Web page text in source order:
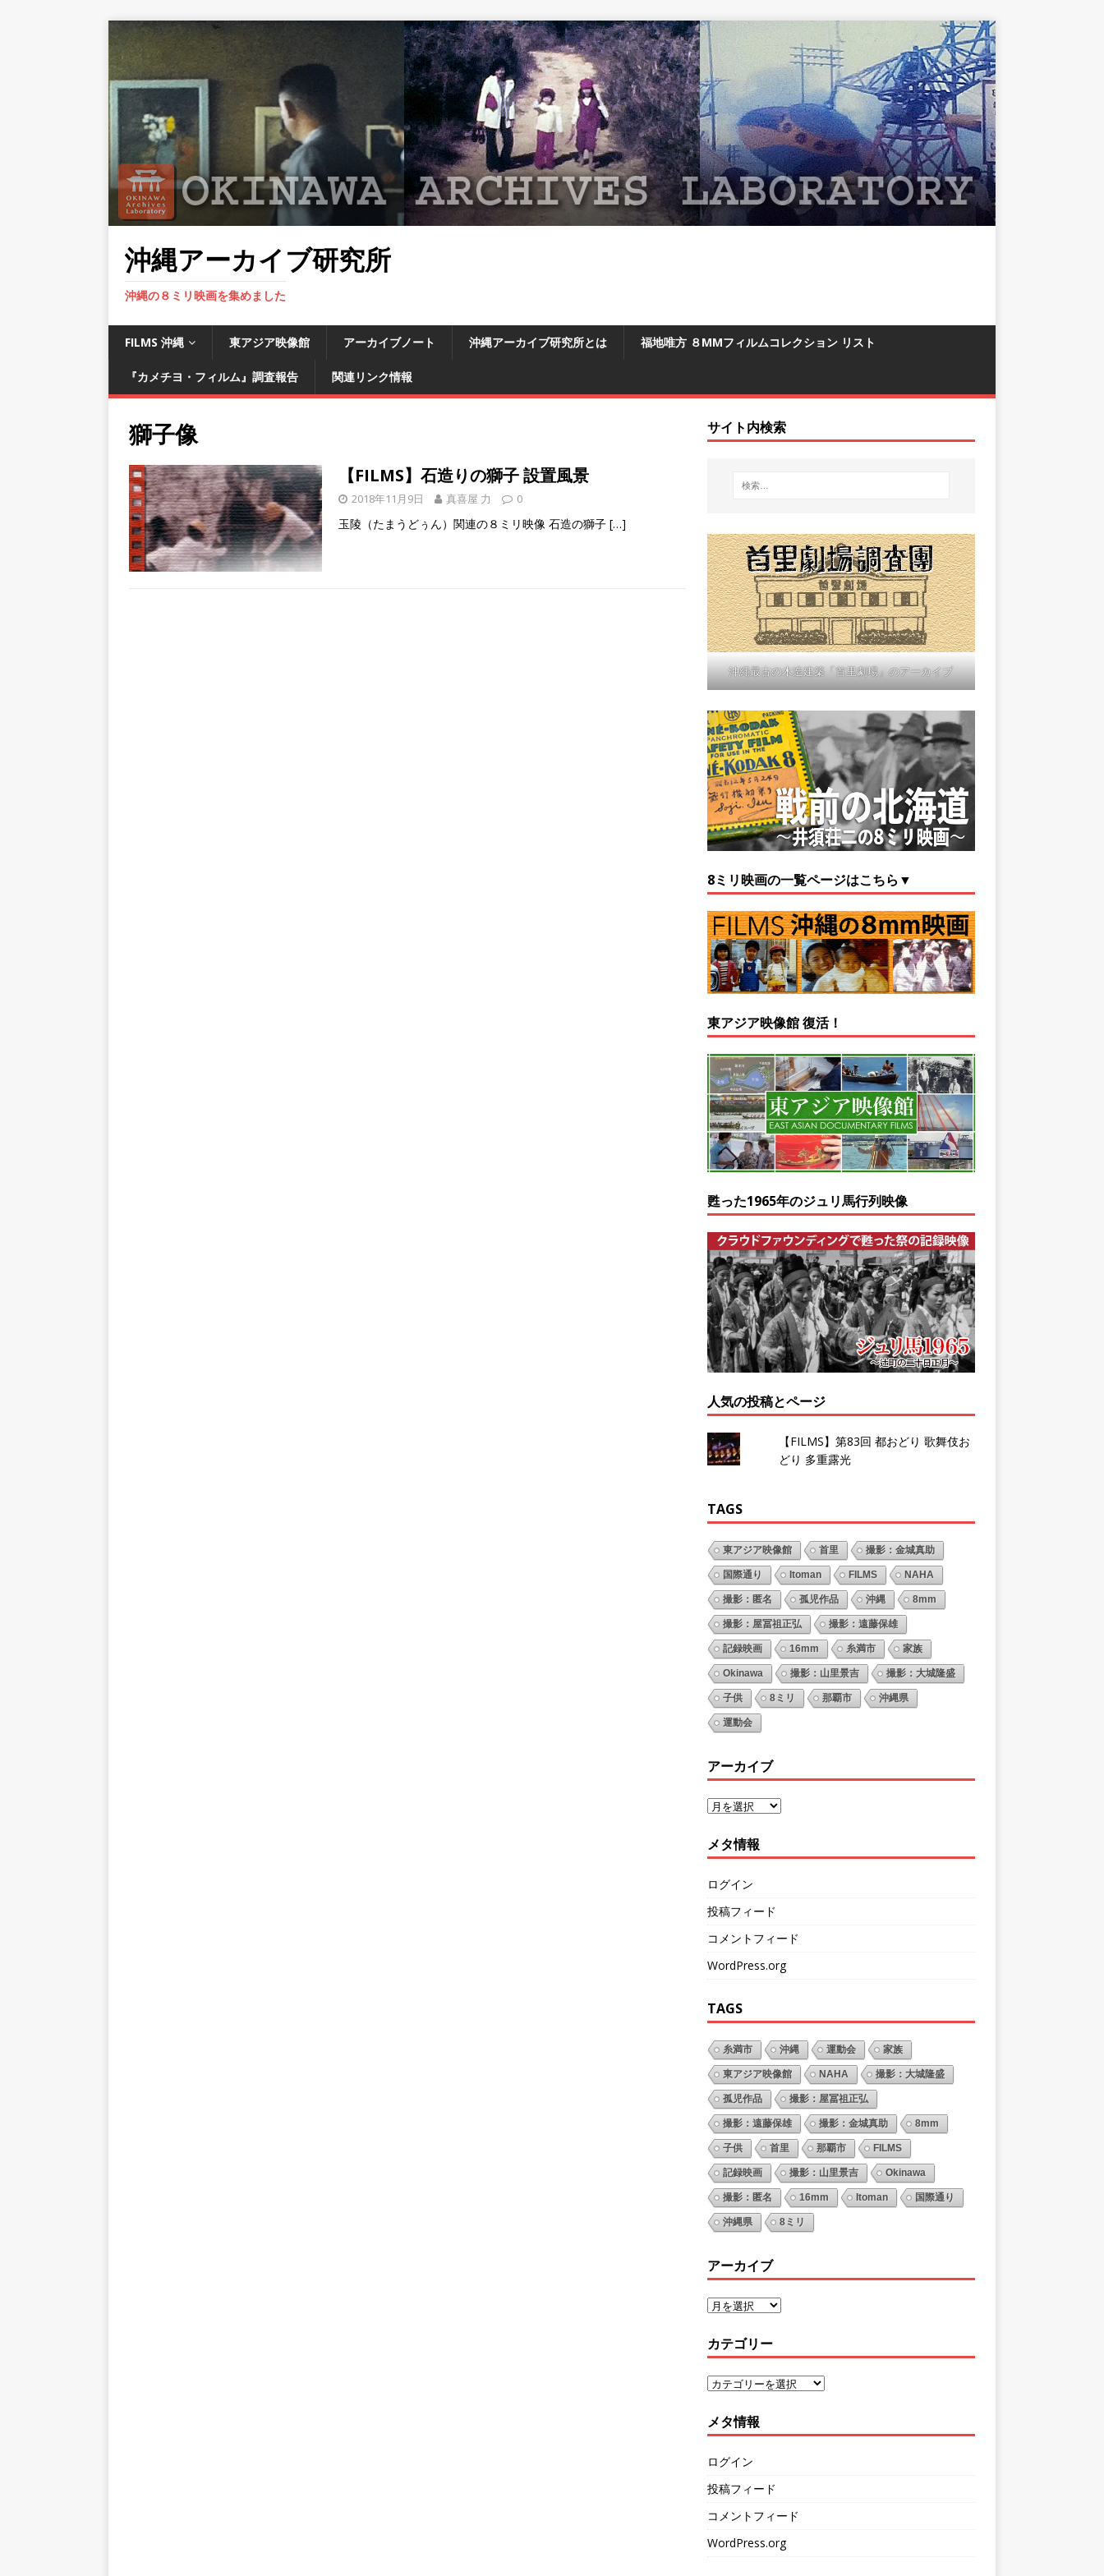
沖縄アーカイブ研究所
沖縄の８ミリ映画を集めました
FILMS 沖縄 東アジア映像館 アーカイブノート 沖縄アーカイブ研究所とは 福地唯方 ８MMフィルムコレクション リスト
『カメチヨ・フィルム』調査報告 関連リンク情報
獅子像
【FILMS】石造りの獅子 設置風景
2018年11月9日 真喜屋 力 0
玉陵（たまうどぅん）関連の８ミリ映像 石造の獅子 […]
サイト内検索
沖縄最古の木造建築「首里劇場」のアーカイブ
8ミリ映画の一覧ページはこちら▼
東アジア映像館 復活！
甦った1965年のジュリ馬行列映像
人気の投稿とページ
【FILMS】第83回 都おどり 歌舞伎お
どり 多重露光
TAGS
東アジア映像館 首里 撮影：金城真助
国際通り Itoman FILMS NAHA
撮影：匿名 孤児作品 沖縄 8mm
撮影：屋冨祖正弘 撮影：遠藤保雄
記録映画 16mm 糸満市 家族
Okinawa 撮影：山里景吉 撮影：大城隆盛
子供 8ミリ 那覇市 沖縄県
運動会
アーカイブ
メタ情報
ログイン
投稿フィード
コメントフィード
WordPress.org
TAGS
糸満市 沖縄 運動会 家族
東アジア映像館 NAHA 撮影：大城隆盛
孤児作品 撮影：屋冨祖正弘
撮影：遠藤保雄 撮影：金城真助 8mm
子供 首里 那覇市 FILMS
記録映画 撮影：山里景吉 Okinawa
撮影：匿名 16mm Itoman 国際通り
沖縄県 8ミリ
アーカイブ
カテゴリー
メタ情報
ログイン
投稿フィード
コメントフィード
WordPress.org